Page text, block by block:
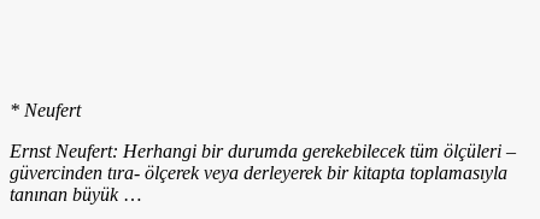
* Neufert
Ernst Neufert: Herhangi bir durumda gerekebilecek tüm ölçüleri –
güvercinden tıra- ölçerek veya derleyerek bir kitapta toplamasıyla
tanınan büyük …